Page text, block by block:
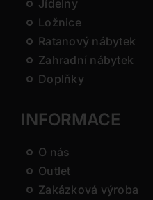
Jídelny
Ložnice
Ratanový nábytek
Zahradní nábytek
Doplňky
INFORMACE
O nás
Outlet
Zakázková výroba